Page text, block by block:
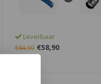
Leverbaar
€64,90 €58,90